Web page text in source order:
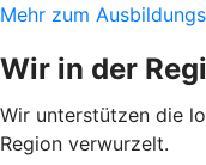
Mehr zum
Wir in der
Wir unterstützen die
Region verwurzelt.